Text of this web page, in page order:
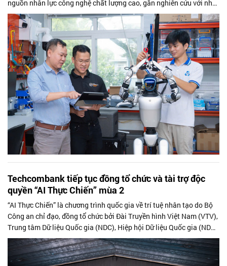
nguồn nhân lực công nghệ chất lượng cao, gắn nghiên cứu với nhu
cầu doanh nghiệp và tăng cường ứng dụng công nghệ trong sản
xuất.
Techcombank tiếp tục đồng tổ chức và tài trợ độc
quyền “AI Thực Chiến” mùa 2
“AI Thực Chiến” là chương trình quốc gia về trí tuệ nhân tạo do Bộ
Công an chỉ đạo, đồng tổ chức bởi Đài Truyền hình Việt Nam (VTV),
Trung tâm Dữ liệu Quốc gia (NDC), Hiệp hội Dữ liệu Quốc gia (NDA)
cùng Ngân hàng TMCP Kỹ Thương Việt Nam (Techcombank), nhằm
tìm kiếm, phát hiện và bồi dưỡng nhân tài AI cho đất nước, kiến tạo
sức mạnh giúp Việt Nam vươn tầm trong kỷ nguyên mới.